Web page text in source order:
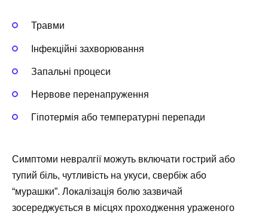
Травми
Інфекційні захворювання
Запальні процеси
Нервове перенапруження
Гіпотермія або температурні перепади
Симптоми невралгії можуть включати гострий або
тупий біль, чутливість на укуси, свербіж або
“мурашки”. Локалізація болю зазвичай
зосереджується в місцях проходження ураженого